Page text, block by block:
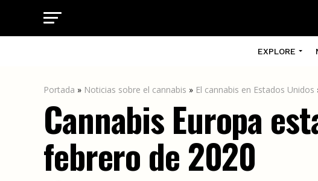
EXPLORE
Portada » Noticias sobre el cannabis » El cannabis en Estados Unidos
Cannabis Europa
febrero de 2020